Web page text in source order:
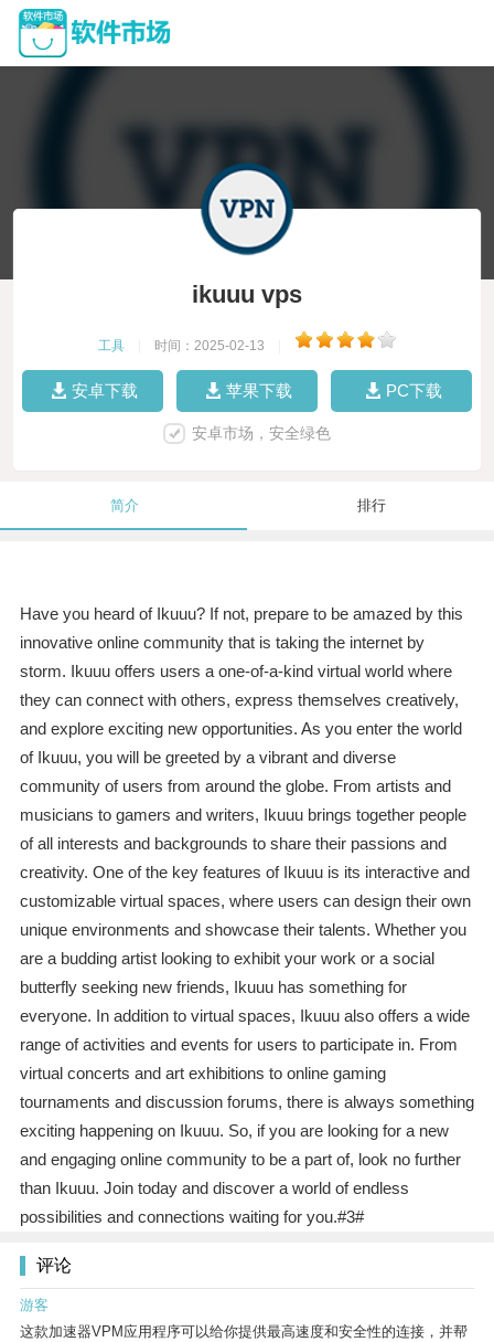
ikuuu vps
工具 时间：2025-02-13
安卓下载 苹果下载 PC下载
安卓市场，安全绿色
简介 排行
Have you heard of Ikuuu? If not, prepare to be amazed by this
innovative online community that is taking the internet by
storm. Ikuuu offers users a one-of-a-kind virtual world where
they can connect with others, express themselves creatively,
and explore exciting new opportunities. As you enter the world
of Ikuuu, you will be greeted by a vibrant and diverse
community of users from around the globe. From artists and
musicians to gamers and writers, Ikuuu brings together people
of all interests and backgrounds to share their passions and
creativity. One of the key features of Ikuuu is its interactive and
customizable virtual spaces, where users can design their own
unique environments and showcase their talents. Whether you
are a budding artist looking to exhibit your work or a social
butterfly seeking new friends, Ikuuu has something for
everyone. In addition to virtual spaces, Ikuuu also offers a wide
range of activities and events for users to participate in. From
virtual concerts and art exhibitions to online gaming
tournaments and discussion forums, there is always something
exciting happening on Ikuuu. So, if you are looking for a new
and engaging online community to be a part of, look no further
than Ikuuu. Join today and discover a world of endless
possibilities and connections waiting for you.#3#
评论
游客
这款加速器VPM应用程序可以给你提供最高速度和安全性的连接，并帮